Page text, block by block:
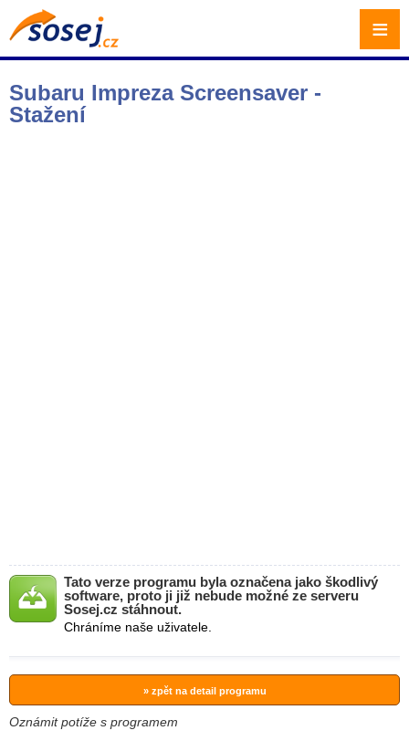
Subaru Impreza Screensaver -
Stažení
Tato verze programu byla označena jako škodlivý
software, proto ji již nebude možné ze serveru
Sosej.cz stáhnout.
Chráníme naše uživatele.
» zpět na detail programu
Oznámit potíže s programem
≡